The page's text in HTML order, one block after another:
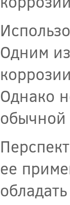
Одним
Однако
обычной
ее